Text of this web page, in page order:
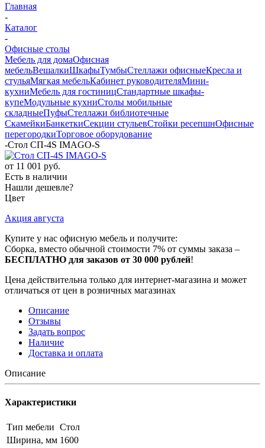
Главная
-
Каталог
-
Офисные столы
Мебель для домаОфисная
мебельВешалкиШкафыТумбыСтеллажи офисныеКресла и
стульяМягкая мебельКабинет руководителяМини-
кухниМебель для гостиницСтандартные шкафы-
купеМодульные кухниСтолы мобильные
складныеПуфыСтеллажи библиотечные
СкамейкиБанкеткиСекции стульевСтойки ресепшнОфисные
перегородкиТорговое оборудование
-Стол СП-4S IMAGO-S
от 11 001 руб.
Есть в наличии
Нашли дешевле?
Цвет
Акция августа
Купите у нас офисную мебель и получите:
Сборка, вместо обычной стоимости 7% от суммы заказа –
БЕСПЛАТНО для заказов от 30 000 рублей!
Цена действительна только для интернет-магазина и может
отличаться от цен в розничных магазинах
Описание
Отзывы
Задать вопрос
Наличие
Доставка и оплата
Описание
Характеристики
Тип мебели Стол
Ширина, мм 1600